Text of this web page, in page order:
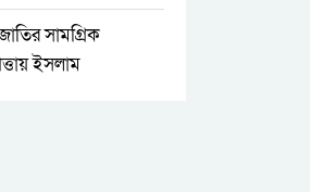
সামগ্রিক
ইসলাম